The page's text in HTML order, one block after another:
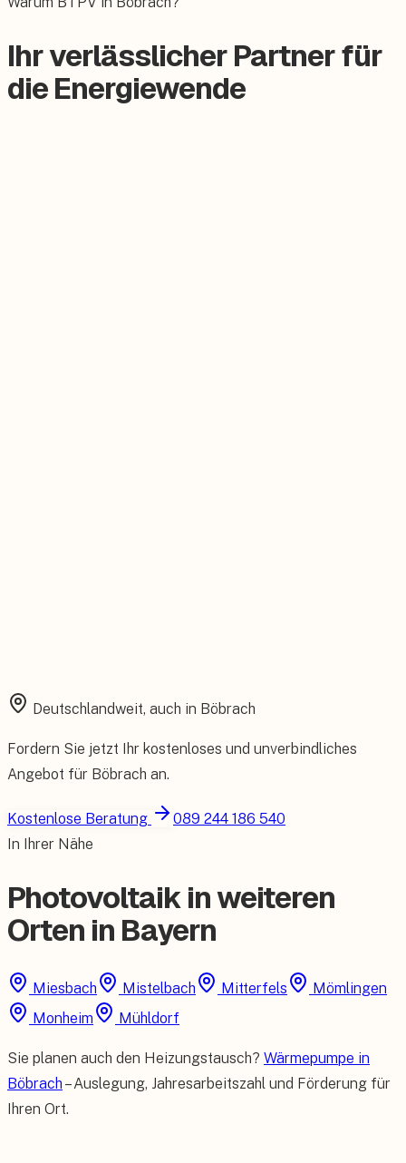
Ihr verlässlicher Partner für
die Energiewende
Deutschlandweit, auch in Böbrach
Fordern Sie jetzt Ihr kostenloses und unverbindliches
Angebot für Böbrach an.
Kostenlose Beratung
089 244 186 540
In Ihrer Nähe
Photovoltaik in weiteren
Orten in Bayern
Miesbach Mistelbach Mitterfels
Mömlingen
Monheim
Mühldorf
Sie planen auch den Heizungstausch? Wärmepumpe in
Böbrach – Auslegung, Jahresarbeitszahl und Förderung für
Ihren Ort.